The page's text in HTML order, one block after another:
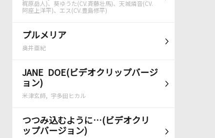
梶原岳人)、葵ゆうた(CV.斉藤壮馬)、天城燐音(CV.
阿座上洋平)、エス(CV.豊島修平)
プルメリア
奥井亜紀
JANE DOE(ビデオクリップバージ
ョン)
米津玄師, 宇多田ヒカル
つつみ込むように…(ビデオクリ
ップバージョン)